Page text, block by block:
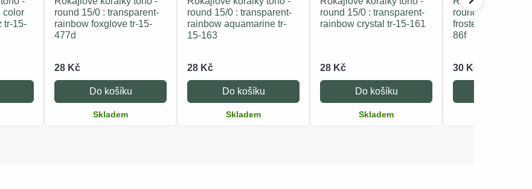
color
tr-15-
round 15/0 : transparent-
rainbow foxglove tr-15-
477d
28 Kč
Do košíku
Skladem
round 15/0 : transparent-
rainbow aquamarine tr-
15-163
28 Kč
Do košíku
Skladem
round 15/0 : transparent-
rainbow crystal tr-15-161
28 Kč
Do košíku
Skladem
round 15/0 :
frosted-rainbow
86f
30 Kč